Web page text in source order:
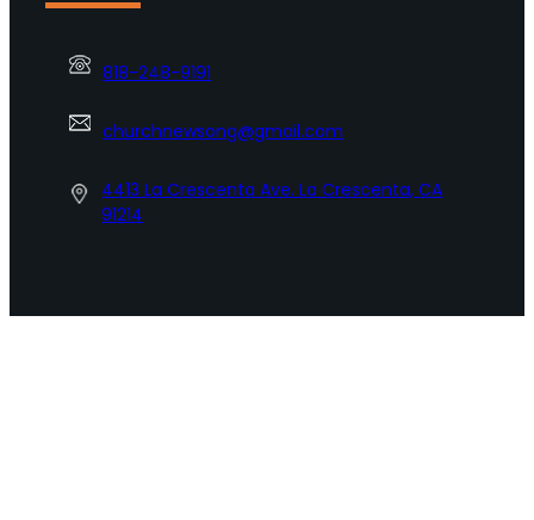
818-248-9191
churchnewsong@gmail.com
4413 La Crescenta Ave. La Crescenta, CA
91214